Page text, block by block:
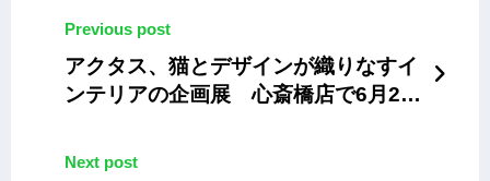
Previous post
アクタス、猫とデザインが織りなすイ
ンテリアの企画展 心斎橋店で6月24
Next post